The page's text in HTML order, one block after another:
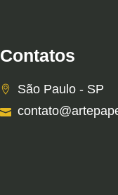
Contatos
São Paulo - SP